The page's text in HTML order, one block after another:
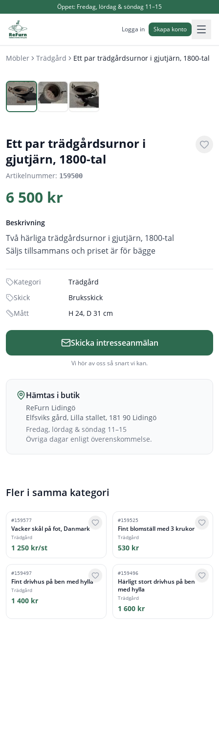
Öppet: Fredag, lördag & söndag 11–15
Logga in Skapa konto
Möbler Trädgård Ett par trädgårdsurnor i gjutjärn, 1800-tal
1/ 3
Ett par trädgårdsurnor i
gjutjärn, 1800-tal
Artikelnummer: 159500
6 500 kr
Beskrivning
Två härliga trädgårdsurnor i gjutjärn, 1800-tal
Säljs tillsammans och priset är för bägge
Kategori
Trädgård
Skick
Bruksskick
Mått
H 24, D 31 cm
Skicka intresseanmälan
Vi hör av oss så snart vi kan.
Hämtas i butik
ReFurn Lidingö
Elfsviks gård, Lilla stallet, 181 90 Lidingö
Fredag, lördag & söndag 11–15
Övriga dagar enligt överenskommelse.
Fler i samma kategori
#159577
Vacker skål på fot, Danmark
Trädgård
1 250 kr/st
#159525
Fint blomställ med 3 krukor
Trädgård
530 kr
#159497
Fint drivhus på ben med hylla
Trädgård
1 400 kr
#159496
Härligt stort drivhus på ben
med hylla
Trädgård
1 600 kr